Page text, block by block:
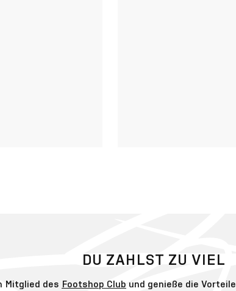
DU ZAHLST ZU VIEL
Mitglied des Footshop Club und genieße die